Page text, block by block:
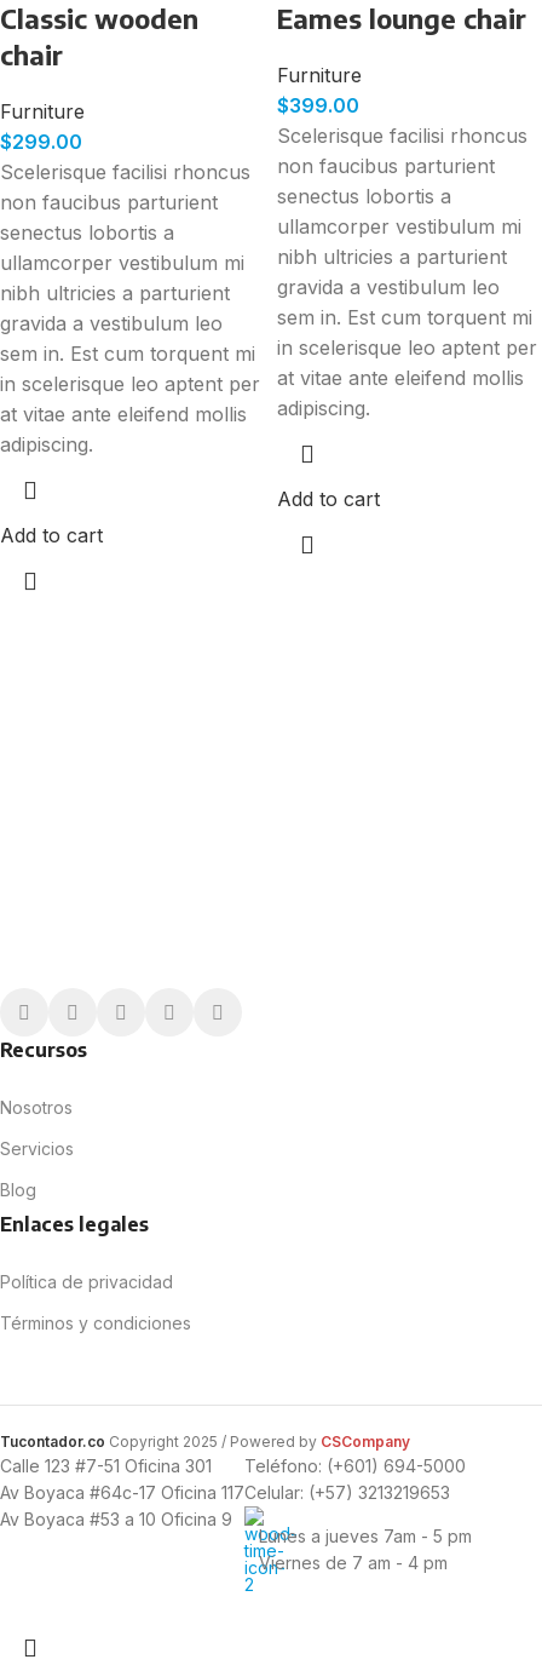
Classic wooden
chair
Furniture
$299.00
Scelerisque facilisi rhoncus
non faucibus parturient
senectus lobortis a
ullamcorper vestibulum mi
nibh ultricies a parturient
gravida a vestibulum leo
sem in. Est cum torquent mi
in scelerisque leo aptent per
at vitae ante eleifend mollis
adipiscing.
Add to cart
Eames lounge chair
Furniture
$399.00
Scelerisque facilisi rhoncus
non faucibus parturient
senectus lobortis a
ullamcorper vestibulum mi
nibh ultricies a parturient
gravida a vestibulum leo
sem in. Est cum torquent mi
in scelerisque leo aptent per
at vitae ante eleifend mollis
adipiscing.
Add to cart
Recursos
Nosotros
Servicios
Blog
Enlaces legales
Política de privacidad
Términos y condiciones
Tucontador.co Copyright 2025 / Powered by CSCompany
Calle 123 #7-51 Oficina 301
Av Boyaca #64c-17 Oficina 117
Av Boyaca #53 a 10 Oficina 9
Teléfono: (+601) 694-5000
Celular: (+57) 3213219653
Lunes a jueves 7am - 5 pm
Viernes de 7 am - 4 pm